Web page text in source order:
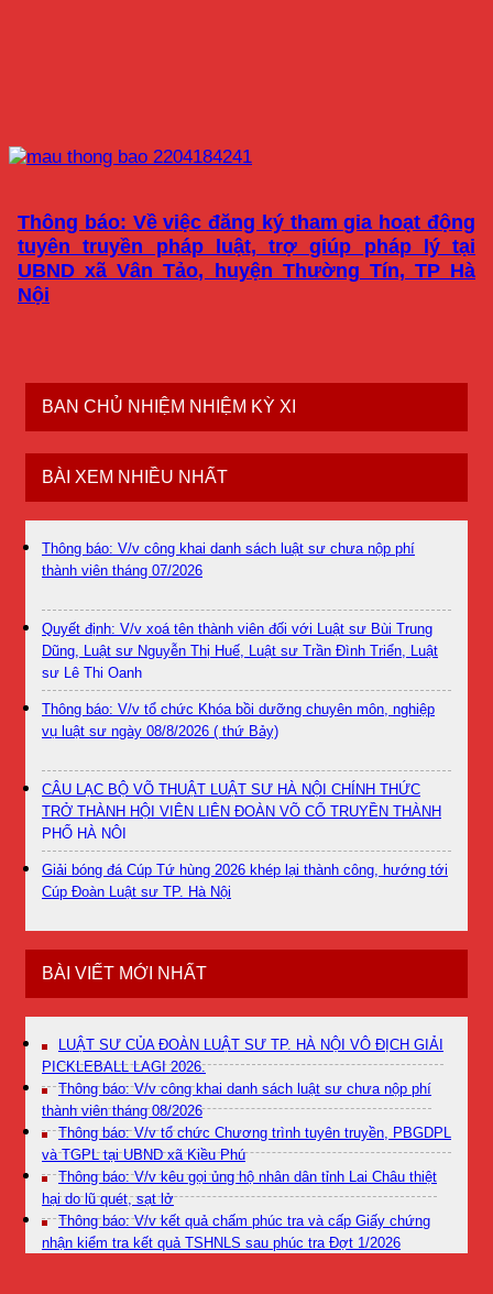
Thông báo: Về việc đăng ký tham gia hoạt động
tuyên truyền pháp luật, trợ giúp pháp lý tại
UBND xã Vân Tảo, huyện Thường Tín, TP Hà
Nội
BAN CHỦ NHIỆM NHIỆM KỲ XI
BÀI XEM NHIỀU NHẤT
Thông báo: V/v công khai danh sách luật sư chưa nộp phí
thành viên tháng 07/2026
Quyết định: V/v xoá tên thành viên đối với Luật sư Bùi Trung
Dũng, Luật sư Nguyễn Thị Huế, Luật sư Trần Đình Triển, Luật
sư Lê Thị Oanh
Thông báo: V/v tổ chức Khóa bồi dưỡng chuyên môn, nghiệp
vụ luật sư ngày 08/8/2026 ( thứ Bảy)
CÂU LẠC BỘ VÕ THUẬT LUẬT SƯ HÀ NỘI CHÍNH THỨC
TRỞ THÀNH HỘI VIÊN LIÊN ĐOÀN VÕ CỔ TRUYỀN THÀNH
PHỐ HÀ NỘI
Giải bóng đá Cúp Tứ hùng 2026 khép lại thành công, hướng tới
Cúp Đoàn Luật sư TP. Hà Nội
BÀI VIẾT MỚI NHẤT
LUẬT SƯ CỦA ĐOÀN LUẬT SƯ TP. HÀ NỘI VÔ ĐỊCH GIẢI
PICKLEBALL LAGI 2026.
Thông báo: V/v công khai danh sách luật sư chưa nộp phí
thành viên tháng 08/2026
Thông báo: V/v tổ chức Chương trình tuyên truyền, PBGDPL
và TGPL tại UBND xã Kiều Phú
Thông báo: V/v kêu gọi ủng hộ nhân dân tỉnh Lai Châu thiệt
hại do lũ quét, sạt lở
Thông báo: V/v kết quả chấm phúc tra và cấp Giấy chứng
nhận kiểm tra kết quả TSHNLS sau phúc tra Đợt 1/2026